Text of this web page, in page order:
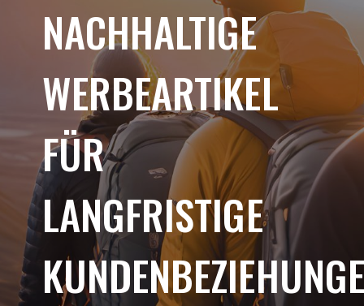
NACHHALTIGE
WERBEARTIKEL
FÜR
LANGFRISTIGE